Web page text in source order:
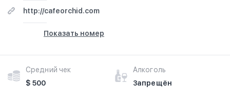
http://cafeorchid.com
Показать номер
Средний чек
$ 500
Алкоголь
Запрещён